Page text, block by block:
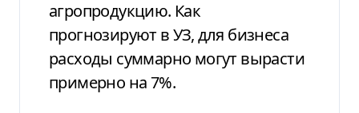
агропродукцию. Как
прогнозируют в УЗ, для бизнеса
расходы суммарно могут вырасти
примерно на 7%.